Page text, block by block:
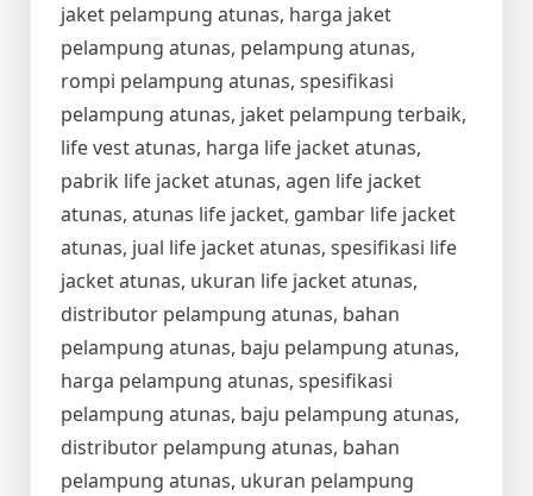
jaket pelampung atunas, harga jaket
pelampung atunas, pelampung atunas,
rompi pelampung atunas, spesifikasi
pelampung atunas, jaket pelampung terbaik,
life vest atunas, harga life jacket atunas,
pabrik life jacket atunas, agen life jacket
atunas, atunas life jacket, gambar life jacket
atunas, jual life jacket atunas, spesifikasi life
jacket atunas, ukuran life jacket atunas,
distributor pelampung atunas, bahan
pelampung atunas, baju pelampung atunas,
harga pelampung atunas, spesifikasi
pelampung atunas, baju pelampung atunas,
distributor pelampung atunas, bahan
pelampung atunas, ukuran pelampung